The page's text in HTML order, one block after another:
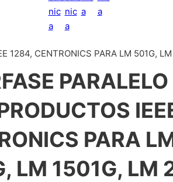
1284, CENTRONICS PARA LM 501G,
PARALELO
PARA
LM 1501G, LM